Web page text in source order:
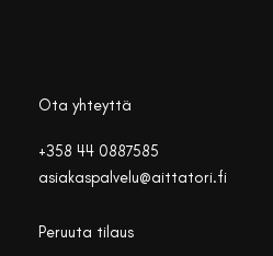
Ota yhteyttä
+358 44 0887585
asiakaspalvelu@aittatori.fi
Peruuta tilaus